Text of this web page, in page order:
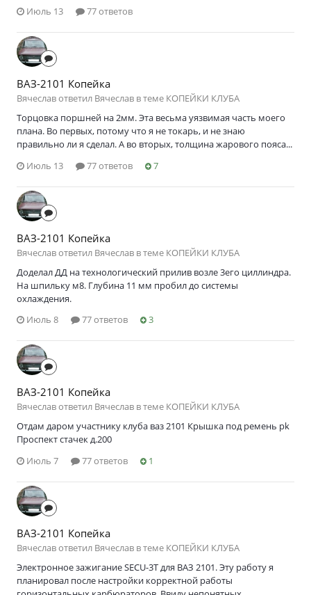
Июль 13
77 ответов
ВАЗ-2101 Копейка
Вячеслав ответил Вячеслав в теме КОПЕЙКИ КЛУБА
Торцовка поршней на 2мм. Эта весьма уязвимая часть моего
плана. Во первых, потому что я не токарь, и не знаю
правильно ли я сделал. А во вторых, толщина жарового пояса...
Июль 13
77 ответов 7
ВАЗ-2101 Копейка
Вячеслав ответил Вячеслав в теме КОПЕЙКИ КЛУБА
Доделал ДД на технологический прилив возле 3его циллиндра.
На шпильку м8. Глубина 11 мм пробил до системы
охлаждения.
Июль 8
77 ответов 3
ВАЗ-2101 Копейка
Вячеслав ответил Вячеслав в теме КОПЕЙКИ КЛУБА
Отдам даром участнику клуба ваз 2101 Крышка под ремень pk
Проспект стачек д.200
Июль 7
77 ответов 1
ВАЗ-2101 Копейка
Вячеслав ответил Вячеслав в теме КОПЕЙКИ КЛУБА
Электронное зажигание SECU-3T для ВАЗ 2101. Эту работу я
планировал после настройки корректной работы